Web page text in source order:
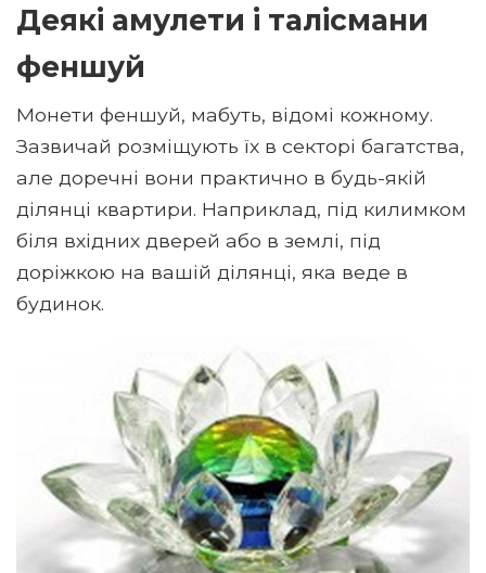
Деякі амулети і талісмани
феншуй
Монети феншуй, мабуть, відомі кожному.
Зазвичай розміщують їх в секторі багатства,
але доречні вони практично в будь-якій
ділянці квартири. Наприклад, під килимком
біля вхідних дверей або в землі, під
доріжкою на вашій ділянці, яка веде в
будинок.